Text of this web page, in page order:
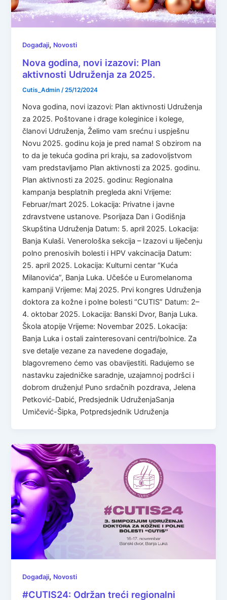
Događaji, Novosti
Nova godina, novi izazovi: Plan
aktivnosti Udruženja za 2025.
Cutis_Admin/25/12/2024
Nova godina, novi izazovi: Plan aktivnosti Udruženja
za 2025. Poštovane i drage koleginice i kolege,
članovi Udruženja, Želimo vam srećnu i uspješnu
Novu 2025. godinu koja je pred nama! S obzirom na
to da je tekuća godina pri kraju, sa zadovoljstvom
vam predstavljamo Plan aktivnosti za 2025. godinu.
Plan aktivnosti za 2025. godinu: Regionalna
kampanja besplatnih pregleda akni Vrijeme:
Februar/mart 2025. Lokacija: Privatne i javne
zdravstvene ustanove. Psorijaza Dan i Godišnja
Skupština Udruženja Datum: 5. april 2025. Lokacija:
Banja Kulaši. Venerološka sekcija – Izazovi u liječenju
polno prenosivih bolesti i HPV vakcinacija Datum:
25. april 2025. Lokacija: Kulturni centar “Kuća
Milanovića”, Banja Luka. Učešće u Euromelanoma
kampanji Vrijeme: Maj 2025. Prvi kongres Udruženja
doktora za kožne i polne bolesti “CUTIS” Datum: 2–
4. oktobar 2025. Lokacija: Banski Dvor, Banja Luka.
Škola atopije Vrijeme: Novembar 2025. Lokacija:
Banja Luka i ostali zainteresovani centri/bolnice. Za
sve detalje vezane za navedene događaje,
blagovremeno ćemo vas obavijestiti. Radujemo se
nastavku zajedničke saradnje, uzajamnoj podršci i
dobrom druženju! Puno srdačnih pozdrava, Jelena
Petković-Dabić, Predsjednik UdruženjaSanja
Umičević-Šipka, Potpredsjednik Udruženja
Događaji, Novosti
#CUTIS24: Održan treći regionalni